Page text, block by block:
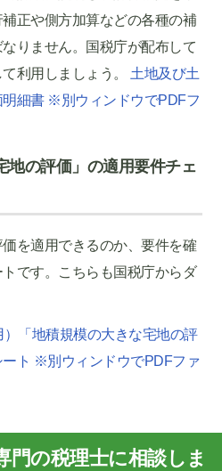
正や側方加算などの各種の補
りません。国税庁が配布して
利用しましょう。 土地及び土
細書 ※別ウィンドウでPDFフ
地の評価」の適用要件チェ
を適用できるのか、要件を確
です。こちらも国税庁からダ
）「地積規模の大きな宅地の評
ト ※別ウィンドウでPDFファ
門の税理士に相談しま